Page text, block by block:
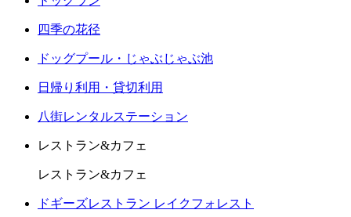
四季の花径
ドッグプール・じゃぶじゃぶ池
日帰り利用・貸切利用
八街レンタルステーション
レストラン&カフェ
レストラン&カフェ
ドギーズレストラン レイクフォレスト